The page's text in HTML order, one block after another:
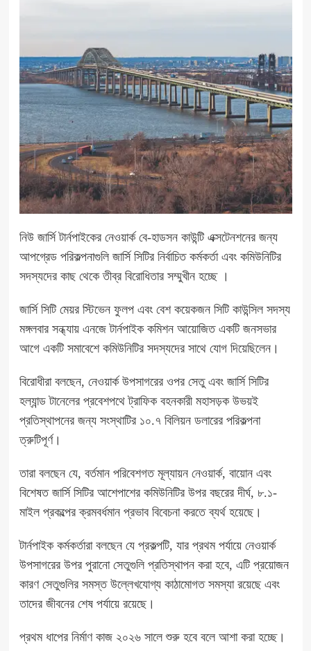
নিউ জার্সি টার্নপাইকের নেওয়ার্ক বে-হাডসন কাউন্টি এক্সটেনশনের জন্য
আপগ্রেড পরিকল্পনাগুলি জার্সি সিটির নির্বাচিত কর্মকর্তা এবং কমিউনিটির
সদস্যদের কাছ থেকে তীব্র বিরোধিতার সম্মুখীন হচ্ছে ।
জার্সি সিটি মেয়র স্টিভেন ফুলপ এবং বেশ কয়েকজন সিটি কাউন্সিল সদস্য
মঙ্গলবার সন্ধ্যায় এনজে টার্নপাইক কমিশন আয়োজিত একটি জনসভার
আগে একটি সমাবেশে কমিউনিটির সদস্যদের সাথে যোগ দিয়েছিলেন।
বিরোধীরা বলছেন, নেওয়ার্ক উপসাগরের ওপর সেতু এবং জার্সি সিটির
হল্যান্ড টানেলের প্রবেশপথে ট্রাফিক বহনকারী মহাসড়ক উভয়ই
প্রতিস্থাপনের জন্য সংস্থাটির ১০.৭ বিলিয়ন ডলারের পরিকল্পনা
ত্রুটিপূর্ণ।
তারা বলছেন যে, বর্তমান পরিবেশগত মূল্যায়ন নেওয়ার্ক, বায়োন এবং
বিশেষত জার্সি সিটির আশেপাশের কমিউনিটির উপর বছরের দীর্ঘ, ৮.১-
মাইল প্রকল্পের ক্রমবর্ধমান প্রভাব বিবেচনা করতে ব্যর্থ হয়েছে।
টার্নপাইক কর্মকর্তারা বলছেন যে প্রকল্পটি, যার প্রথম পর্যায়ে নেওয়ার্ক
উপসাগরের উপর পুরানো সেতুগুলি প্রতিস্থাপন করা হবে, এটি প্রয়োজন
কারণ সেতুগুলির সমস্ত উল্লেখযোগ্য কাঠামোগত সমস্যা রয়েছে এবং
তাদের জীবনের শেষ পর্যায়ে রয়েছে।
প্রথম ধাপের নির্মাণ কাজ ২০২৬ সালে শুরু হবে বলে আশা করা হচ্ছে।